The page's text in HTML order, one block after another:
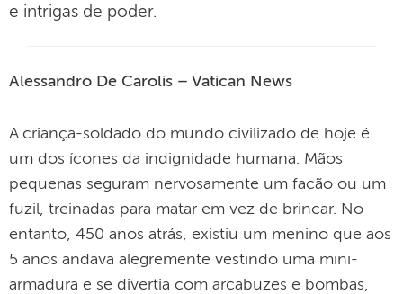
e intrigas de poder.
Alessandro De Carolis – Vatican News
A criança-soldado do mundo civilizado de hoje é
um dos ícones da indignidade humana. Mãos
pequenas seguram nervosamente um facão ou um
fuzil, treinadas para matar em vez de brincar. No
entanto, 450 anos atrás, existiu um menino que aos
5 anos andava alegremente vestindo uma mini-
armadura e se divertia com arcabuzes e bombas,